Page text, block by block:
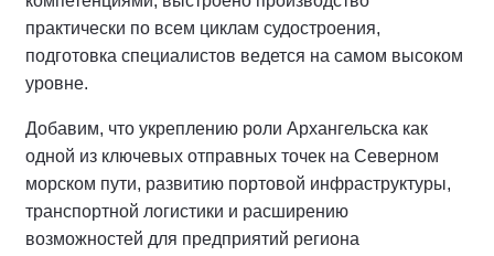
практически по всем циклам судостроения,
подготовка специалистов ведется на самом высоком
уровне.
Добавим, что укреплению роли Архангельска как
одной из ключевых отправных точек на Северном
морском пути, развитию портовой инфраструктуры,
транспортной логистики и расширению
возможностей для предприятий региона